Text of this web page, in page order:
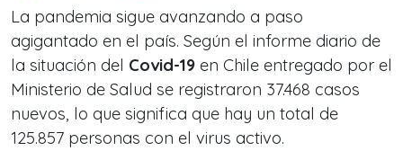
La pandemia sigue avanzando a paso
agigantado en el país. Según el informe diario de
la situación del Covid-19 en Chile entregado por el
Ministerio de Salud se registraron 37.468 casos
nuevos, lo que significa que hay un total de
125.857 personas con el virus activo.